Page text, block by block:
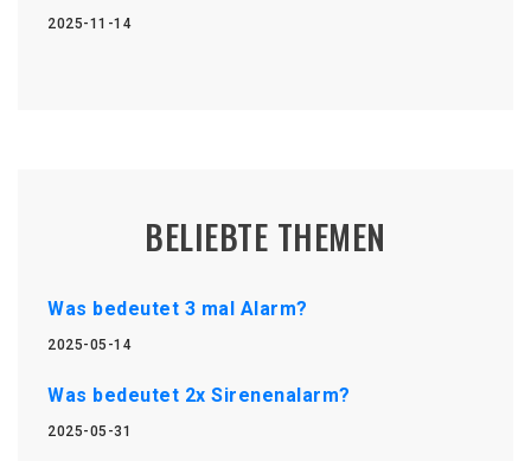
2025-11-14
BELIEBTE THEMEN
Was bedeutet 3 mal Alarm?
2025-05-14
Was bedeutet 2x Sirenenalarm?
2025-05-31